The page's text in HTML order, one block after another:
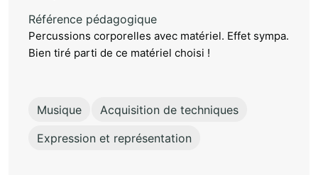
Référence pédagogique
Percussions corporelles avec matériel. Effet sympa.
Bien tiré parti de ce matériel choisi !
Musique
Acquisition de techniques
Expression et représentation